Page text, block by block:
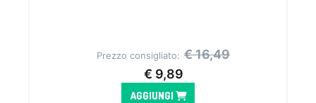
Prezzo consigliato: €16,49
€ 9,89
AGGIUNGI